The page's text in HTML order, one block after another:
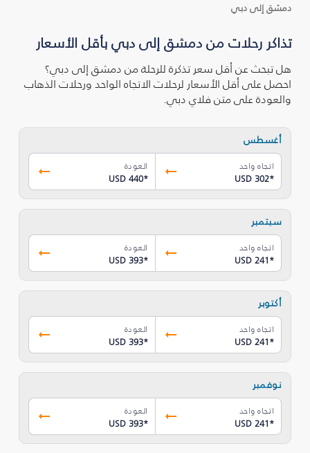
دمشق إلى دبي
تذاكر رحلات من دمشق إلى دبي بأقل الأسعار
هل تبحث عن أقل سعر تذكرة للرحلة من دمشق إلى دبي؟
احصل على أقل الأسعار لرحلات الاتجاه الواحد ورحلات الذهاب
والعودة على متن فلاي دبي.
أغسطس
اتجاه واحد
USD 302*
العودة
USD 440*
سبتمبر
اتجاه واحد
USD 241*
العودة
USD 393*
أكتوبر
اتجاه واحد
USD 241*
العودة
USD 393*
نوفمبر
اتجاه واحد
USD 241*
العودة
USD 393*